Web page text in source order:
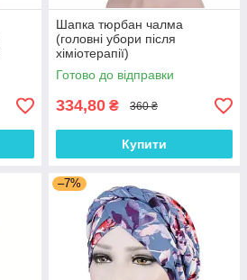
Шапка тюрбан чалма
(головні убори після
хіміотерапії)
Готово до відправки
334,80 ₴ 360 ₴
Купити
–7%